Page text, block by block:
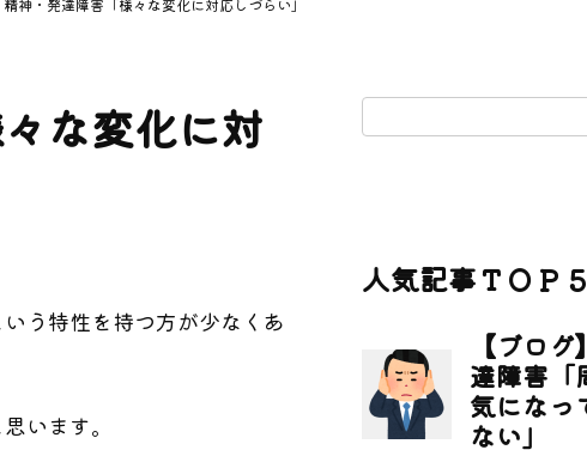
精神・発達障害「様々な変化に対応しづらい」
な変化に対
う特性を持つ方が少なくあ
います。
人気記事ＴＯＰ５